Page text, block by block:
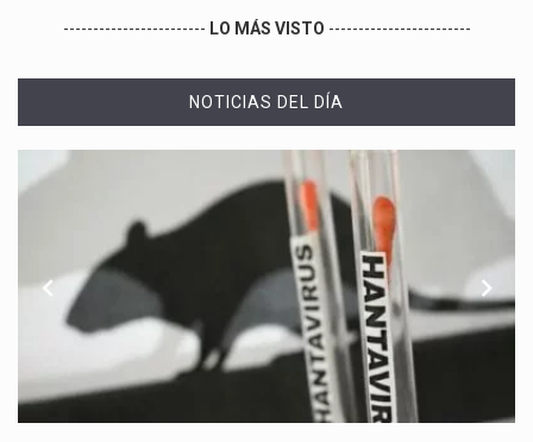
------------------------ LO MÁS VISTO ------------------------
NOTICIAS DEL DÍA